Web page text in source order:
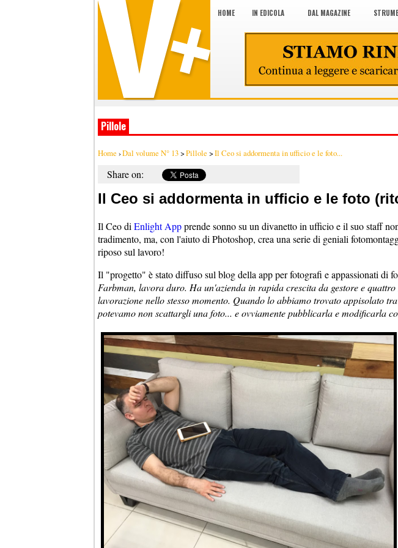
HOME IN EDICOLA DAL MAGAZINE
Pillole
Home ›Dal volume N° 13>Pillole >Il Ceo si addormenta in ufficio e le foto...
Share on:
Il Ceo si addormenta in ufficio e le foto
Il Ceo di Enlight Appprende sonno su un divanetto in ufficio e il suo staff
tradimento, ma, con l'aiuto di Photoshop, crea una serie di geniali
riposo sul lavoro!
Il "progetto" è stato diffuso sul blog della app per fotografi e appassionati di
Farbman, lavora duro. Ha un'azienda in rapida crescita da gestore e
lavorazione nello stesso momento. Quando lo abbiamo trovato appisolato
potevamo non scattargli una foto... e ovviamente pubblicarla e modificarla